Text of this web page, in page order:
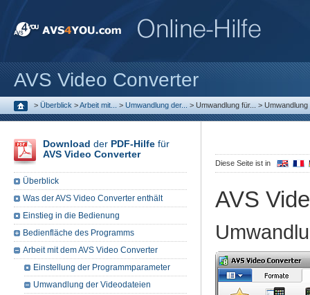
AVS Video Converter
> Überblick >Arbeit mit... > Umwandlung der... > Umwandlung für... >
Diese Seite ist in
AVS
Download der PDF-Hilfe für
AVS Video Converter
Überblick
Was der AVS Video Converter enthält
Einstieg in die Bedienung
Bedienfläche des Programms
Arbeit mit dem AVS Video Converter
Einstellung der Programmparameter
Umwandlung der Videodateien